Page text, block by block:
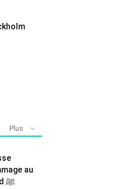
Plus
au
Prophète Mohammed ﷺ